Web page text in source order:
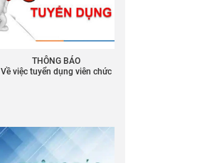
THÔNG BÁO
Về việc tuyển dụng viên chức